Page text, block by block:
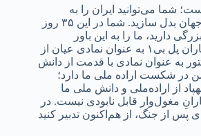
شما می‌توانید ایران را به
حبل‌المتین تمام آزادگان جهان بدل سازید. شما در این ۳۵ روز
دارید، ما را به این باور
رساندید که می‌توانید. بمباران پل بی‌۱ به عنوان نمادی عیان از
به عنوان نمادی با قدمت از دانش
در شکست اراده ملی ما دارد؛
از اراده‌ملی و دانش ملی ما
مغول‌وار قابل نابودی نیست. در
پس از جنگ، از هم‌اکنون تدبیر کنید